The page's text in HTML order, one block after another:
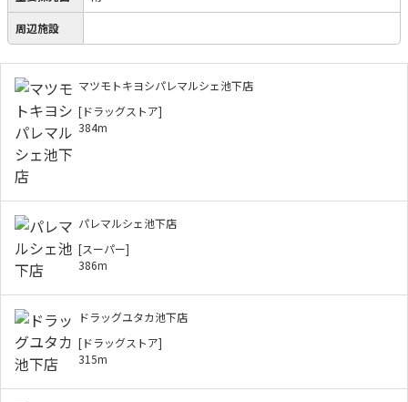
周辺施設
マツモトキヨシパレマルシェ池下店
[ドラッグストア]
384m
パレマルシェ池下店
[スーパー]
386m
ドラッグユタカ池下店
[ドラッグストア]
315m